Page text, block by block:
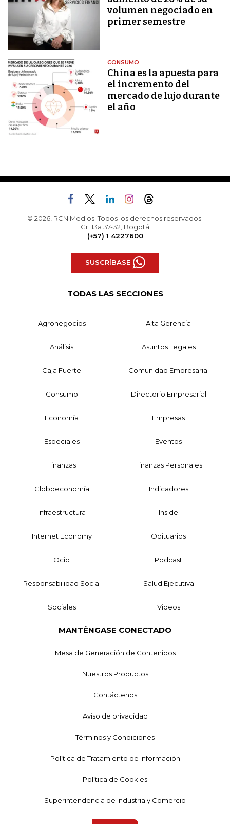
volumen negociado en
primer semestre
CONSUMO
China es la apuesta para
el incremento del
mercado de lujo durante
el año
© 2026, RCN Medios. Todos los derechos reservados.
Cr. 13a 37-32, Bogotá
(+57) 1 4227600
SUSCRÍBASE
TODAS LAS SECCIONES
Agronegocios Alta Gerencia
Análisis Asuntos Legales
Caja Fuerte Comunidad Empresarial
Consumo Directorio Empresarial
Economía Empresas
Especiales Eventos
Finanzas Finanzas Personales
Globoeconomía Indicadores
Infraestructura Inside
Internet Economy Obituarios
Ocio Podcast
Responsabilidad Social Salud Ejecutiva
Sociales Videos
MANTÉNGASE CONECTADO
Mesa de Generación de Contenidos
Nuestros Productos
Contáctenos
Aviso de privacidad
Términos y Condiciones
Política de Tratamiento de Información
Política de Cookies
Superintendencia de Industria y Comercio